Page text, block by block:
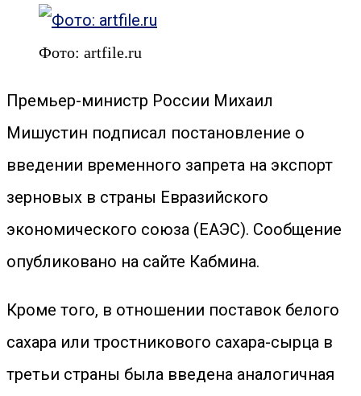
Фото: artfile.ru
Премьер-министр России Михаил
Мишустин подписал постановление о
введении временного запрета на экспорт
зерновых в страны Евразийского
экономического союза (ЕАЭС). Сообщение
опубликовано на сайте Кабмина.
Кроме того, в отношении поставок белого
сахара или тростникового сахара-сырца в
третьи страны была введена аналогичная